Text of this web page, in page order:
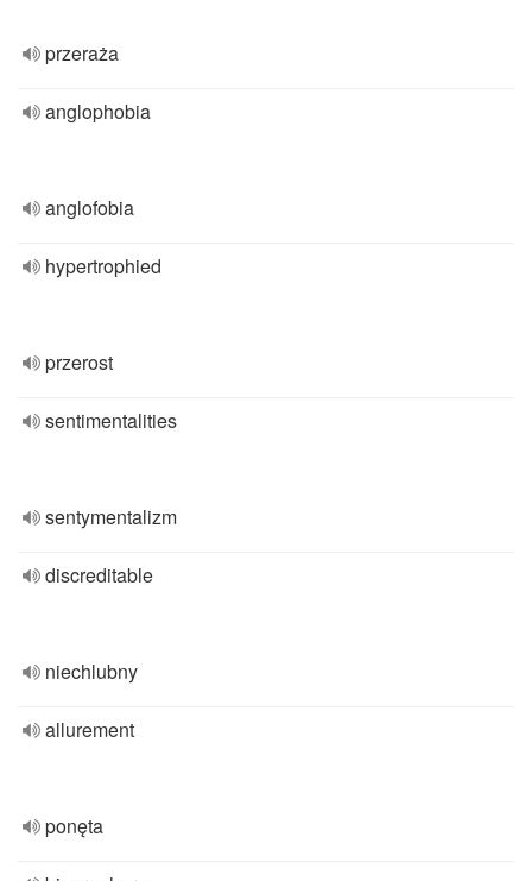
przeraża
anglophobia
anglofobia
hypertrophied
przerost
sentimentalities
sentymentalizm
discreditable
niechlubny
allurement
ponęta